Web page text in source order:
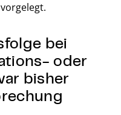
bei
oder
bisher